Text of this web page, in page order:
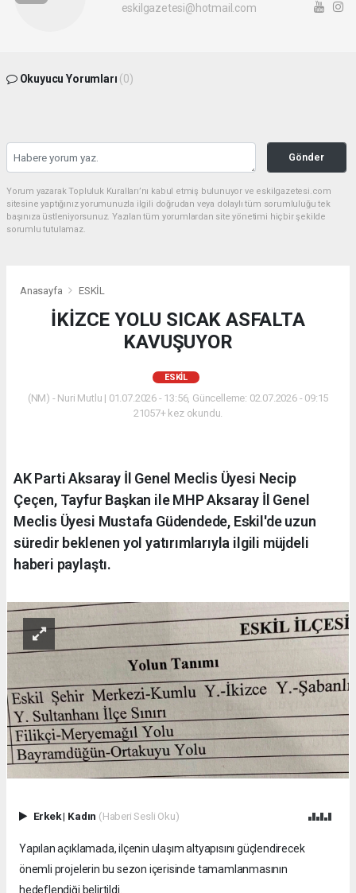
eskilgazetesi@hotmail.com
Okuyucu Yorumları (0)
Gönder
Yorum yazarak Topluluk Kuralları’nı kabul etmiş bulunuyor ve eskilgazetesi.com
sitesine yaptığınız yorumunuzla ilgili doğrudan veya dolaylı tüm sorumluluğu tek
başınıza üstleniyorsunuz. Yazılan tüm yorumlardan site yönetimi hiçbir şekilde
sorumlu tutulamaz.
Anasayfa ESKİL
İKİZCE YOLU SICAK ASFALTA
KAVUŞUYOR
ESKİL
(NM) - Nuri Mutlu | 01.07.2026 - 13:56, Güncelleme: 02.07.2026 - 09:15
21057+ kez okundu.
AK Parti Aksaray İl Genel Meclis Üyesi Necip
Çeçen, Tayfur Başkan ile MHP Aksaray İl Genel
Meclis Üyesi Mustafa Güdendede, Eskil'de uzun
süredir beklenen yol yatırımlarıyla ilgili müjdeli
haberi paylaştı.
Erkek| Kadın (Haberi Sesli Oku)
Yapılan açıklamada, ilçenin ulaşım altyapısını güçlendirecek
önemli projelerin bu sezon içerisinde tamamlanmasının
hedeflendiği belirtildi.